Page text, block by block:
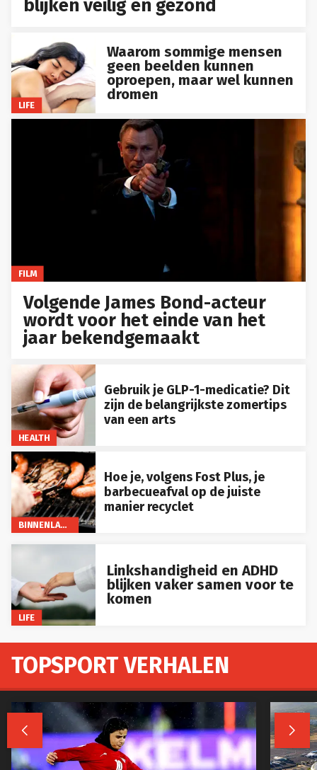
blijken veilig én gezond
LIFE
Waarom sommige mensen
geen beelden kunnen
oproepen, maar wel kunnen
dromen
FILM
Volgende James Bond-acteur
wordt voor het einde van het
jaar bekendgemaakt
HEALTH
Gebruik je GLP-1-medicatie? Dit
zijn de belangrijkste zomertips
van een arts
BINNENLAND
Hoe je, volgens Fost Plus, je
barbecueafval op de juiste
manier recyclet
LIFE
Linkshandigheid en ADHD
blijken vaker samen voor te
komen
TOPSPORT VERHALEN
 